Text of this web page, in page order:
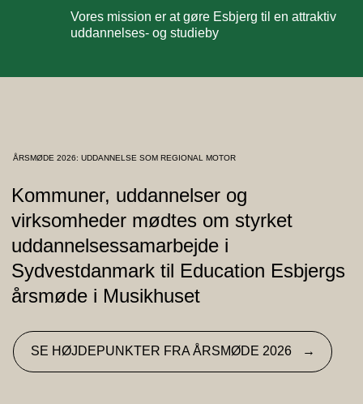
Vores mission er at gøre Esbjerg til en attraktiv
uddannelses- og studieby
ÅRSMØDE 2026: UDDANNELSE SOM REGIONAL MOTOR
Kommuner, uddannelser og
virksomheder mødtes om styrket
uddannelsessamarbejde i
Sydvestdanmark til Education Esbjergs
årsmøde i Musikhuset
SE HØJDEPUNKTER FRA ÅRSMØDE 2026